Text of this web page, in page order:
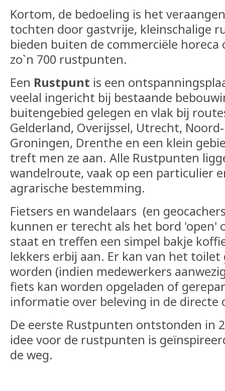
Kortom, de bedoeling is het
tochten door gastvrije, kleinschalige
bieden buiten de commerciële horeca
zo`n 700 rustpunten.
Een Rustpunt is een
veelal ingericht bij bestaande
buitengebied gelegen en vlak bij
Gelderland, Overijssel, Utrecht,
Groningen, Drenthe en een klein
treft men ze aan. Alle Rustpunten
wandelroute, vaak op een particulier
agrarische bestemming.
Fietsers en wandelaars (en
kunnen er terecht als het bord
staat en treffen een simpel bakje
lekkers erbij aan. Er kan van het
worden (indien medewerkers
fiets kan worden opgeladen of
informatie over beleving in de directe
De eerste Rustpunten ontstonden in
idee voor de rustpunten is
de weg.